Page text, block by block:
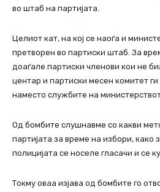
во штаб на партијата.
Целиот кат, на кој се наоѓа и
претворен во партиски штаб. За
доаѓале партиски членови кои не
центар и партиски месен комитет
наместо службите на
Од бомбите слушнавме со какви
партијата за време на избори, како
полицијата се носеле гласачи и се
Токму оваа изјава од бомбите го